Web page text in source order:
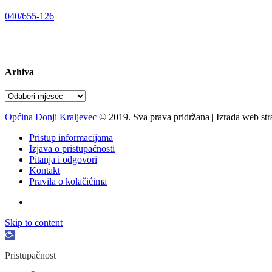
040/655-126
Arhiva
Arhiva
Općina Donji Kraljevec © 2019. Sva prava pridržana | Izrada web
Pristup informacijama
Izjava o pristupačnosti
Pitanja i odgovori
Kontakt
Pravila o kolačićima
Skip to content
Open
Pristupačnost